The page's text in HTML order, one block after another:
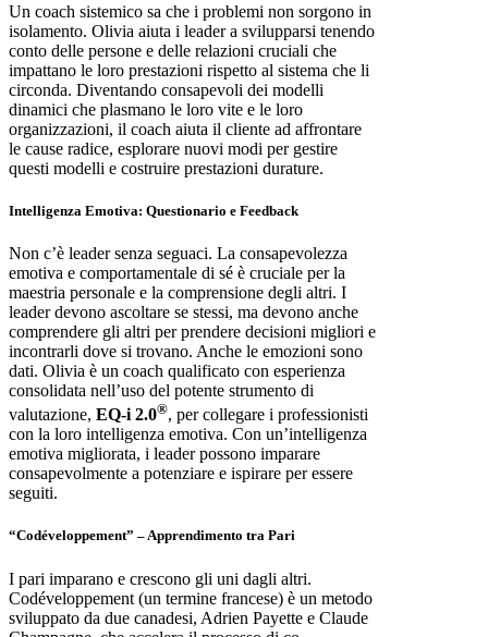
Un coach sistemico sa che i problemi non sorgono in
isolamento. Olivia aiuta i leader a svilupparsi tenendo
conto delle persone e delle relazioni cruciali che
impattano le loro prestazioni rispetto al sistema che li
circonda. Diventando consapevoli dei modelli
dinamici che plasmano le loro vite e le loro
organizzazioni, il coach aiuta il cliente ad affrontare
le cause radice, esplorare nuovi modi per gestire
questi modelli e costruire prestazioni durature.
Intelligenza Emotiva: Questionario e Feedback
Non c’è leader senza seguaci. La consapevolezza
emotiva e comportamentale di sé è cruciale per la
maestria personale e la comprensione degli altri. I
leader devono ascoltare se stessi, ma devono anche
comprendere gli altri per prendere decisioni migliori e
incontrarli dove si trovano. Anche le emozioni sono
dati. Olivia è un coach qualificato con esperienza
consolidata nell’uso del potente strumento di
valutazione, EQ-i 2.0®, per collegare i professionisti
con la loro intelligenza emotiva. Con un’intelligenza
emotiva migliorata, i leader possono imparare
consapevolmente a potenziare e ispirare per essere
seguiti.
“Codéveloppement” – Apprendimento tra Pari
I pari imparano e crescono gli uni dagli altri.
Codéveloppement (un termine francese) è un metodo
sviluppato da due canadesi, Adrien Payette e Claude